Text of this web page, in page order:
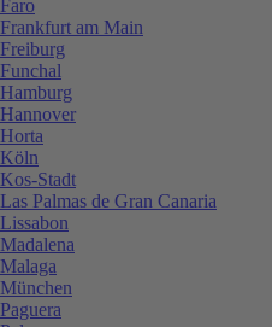
Faro
Frankfurt am Main
Freiburg
Funchal
Hamburg
Hannover
Horta
Köln
Kos-Stadt
Las Palmas de Gran Canaria
Lissabon
Madalena
Malaga
München
Paguera